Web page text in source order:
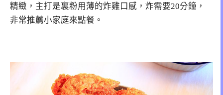
精緻，主打是裏粉用薄的炸雞口感，炸需要20分鐘，
非常推薦小家庭來點餐。